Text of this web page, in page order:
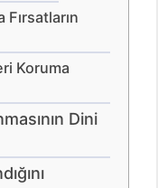
Koruma
Dini